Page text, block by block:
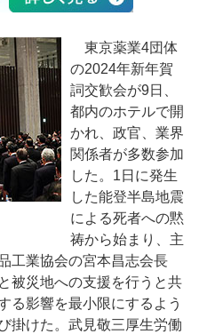
東京薬業4団体
の2024年新年賀
詞交歓会が9日、
都内のホテルで開
かれ、政官、業界
関係者が多数参加
した。1日に発生
した能登半島地震
による死者への黙
祷から始まり、主
工業協会の宮本昌志会長
被災地への支援を行うと共
る影響を最小限にするよう
掛けた。武見敬三厚生労働